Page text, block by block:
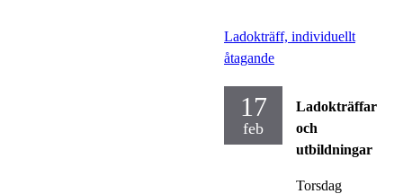
Ladokträff, individuellt
åtagande
17
feb
Ladokträffar
och
utbildningar
Torsdag